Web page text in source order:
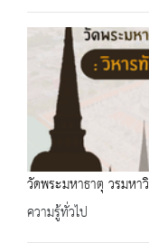
วัดพระมหาธาตุ วรมหา
ความรู้ทั่วไป